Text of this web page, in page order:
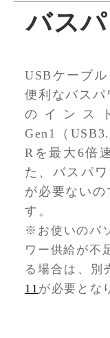
バス
USBケーブ
便利なバス
のインス
Gen1（
Rを最大6倍
た、バスパ
が必要ない
す。
※お使いのパ
ワー供給が不
る場合は、別
11 が必要とな